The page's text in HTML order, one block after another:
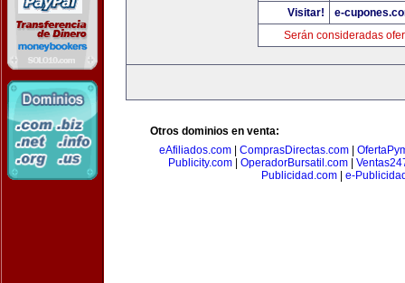
Visitar!
e-
Serán consideradas
Otros dominios en venta:
eAfiliados.com| ComprasDirectas.com|
Publicity.com
OperadorBursatil.com
Publicidad.com| e-